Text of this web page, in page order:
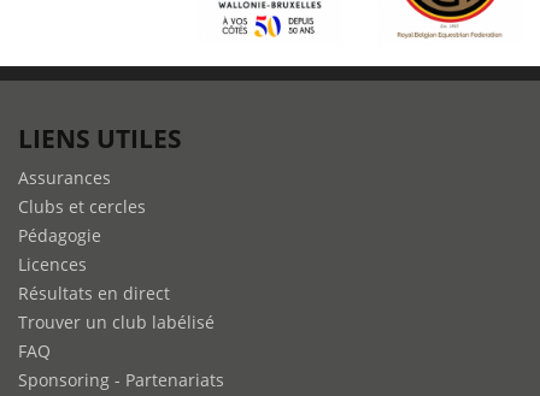
LIENS UTILES
Assurances
Clubs et cercles
Pédagogie
Licences
Résultats en direct
Trouver un club labélisé
FAQ
Sponsoring - Partenariats